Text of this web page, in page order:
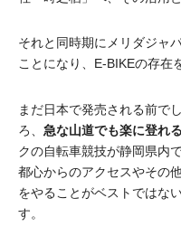
それと同時期にメリダジャ
ことになり、E-BIKEの存在
まだ日本で発売される前で
ろ、 急な山道でも楽に登れる
クの自転車競技が静岡県内
都心からのアクセスやその
をやることがベストではな
す。